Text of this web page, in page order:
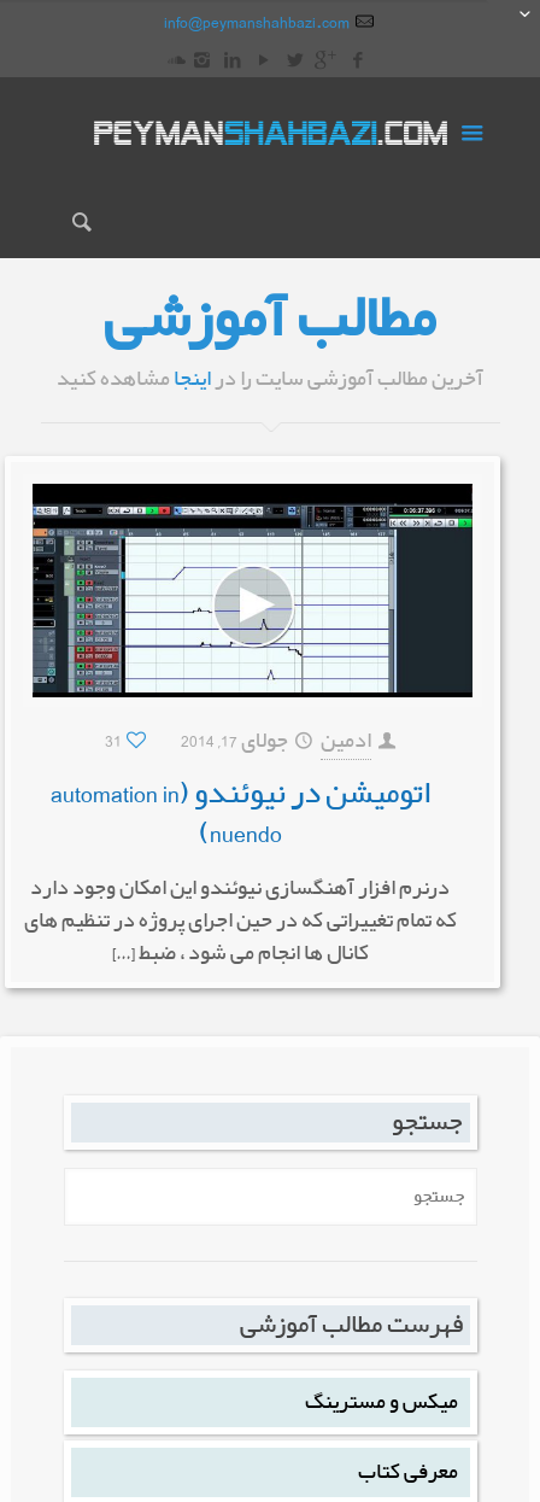
info@peymanshahbazi.com
مطالب آموزشی
آخرین مطالب آموزشی سایت را دراینجامشاهده کنید
ادمین جولای 17, 2014 31
اتومیشن در نیوئندو (automation in
nuendo)
درنرم افزار آهنگسازی نیوئندو این امکان وجود دارد
که تمام تغییراتی که در حین اجرای پروژه در تنظیم های
کانال ها انجام می شود ، ضبط […]
جستجو
فهرست مطالب آموزشی
میکس و مسترینگ
معرفی کتاب